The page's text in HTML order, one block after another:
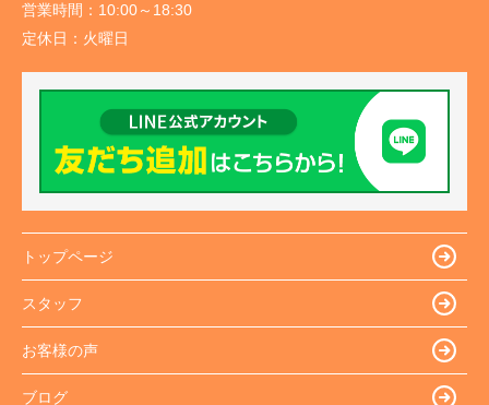
営業時間： 10:00～18:30
定休日： 火曜日
トップページ
スタッフ
お客様の声
ブログ